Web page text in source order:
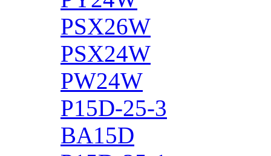
PSX26W
PSX24W
PW24W
P15D-25-3
BA15D